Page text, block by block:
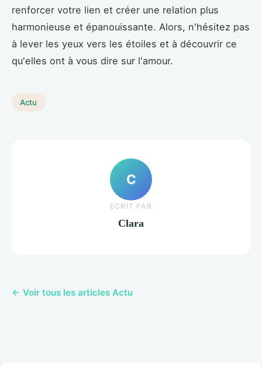
renforcer votre lien et créer une relation plus
harmonieuse et épanouissante. Alors, n'hésitez pas
à lever les yeux vers les étoiles et à découvrir ce
qu'elles ont à vous dire sur l'amour.
Actu
C
ECRIT PAR
Clara
← Voir tous les articles Actu